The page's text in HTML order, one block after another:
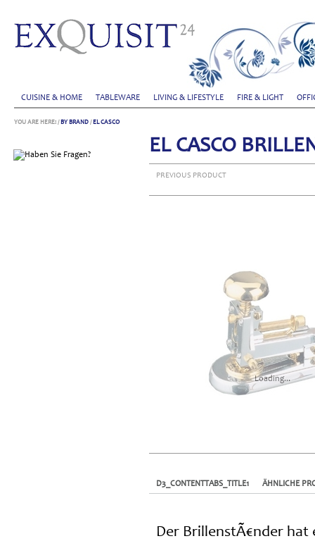
CUISINE & HOME TABLEWARE LIVING & LIFESTYLE FIRE & LIGHT
YOU ARE HERE: / BY BRAND / EL CASCO
EL CASCO
PREVIOUS PRODUCT
Loading...
D3_CONTENTTABS_TITLE1 ÄHNLICHE
Der BrillenstÃ€nder